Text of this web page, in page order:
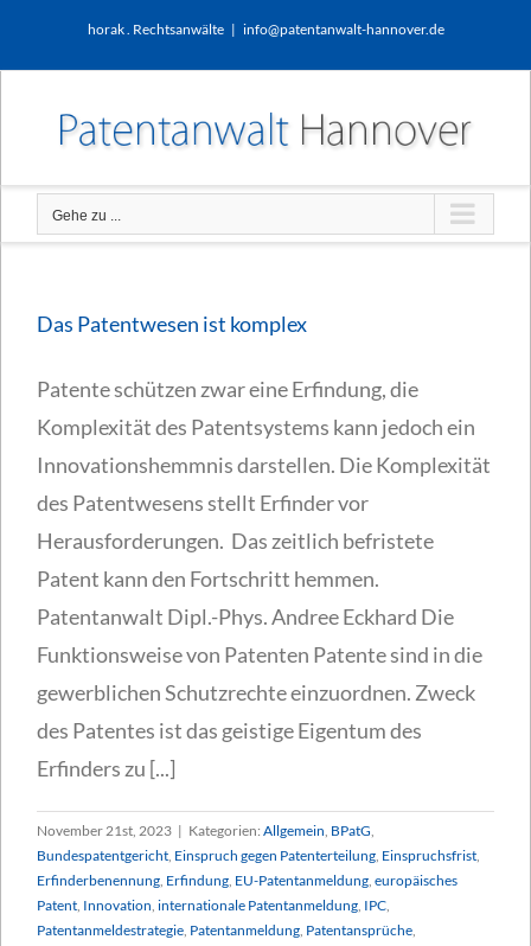
horak . Rechtsanwälte | info@patentanwalt-hannover.de
Gehe zu ...
Das Patentwesen ist komplex
Patente schützen zwar eine Erfindung, die
Komplexität des Patentsystems kann jedoch ein
Innovationshemmnis darstellen. Die Komplexität
des Patentwesens stellt Erfinder vor
Herausforderungen. Das zeitlich befristete
Patent kann den Fortschritt hemmen.
Patentanwalt Dipl.-Phys. Andree Eckhard Die
Funktionsweise von Patenten Patente sind in die
gewerblichen Schutzrechte einzuordnen. Zweck
des Patentes ist das geistige Eigentum des
Erfinders zu [...]
November 21st, 2023 | Kategorien: Allgemein BPatG
Bundespatentgericht Einspruch gegen Patenterteilung Einspruchsfrist
Erfinderbenennung Erfindung EU-Patentanmeldung europäisches
Patent Innovation internationale Patentanmeldung IPC
Patentanmeldestrategie Patentanmeldung Patentansprüche